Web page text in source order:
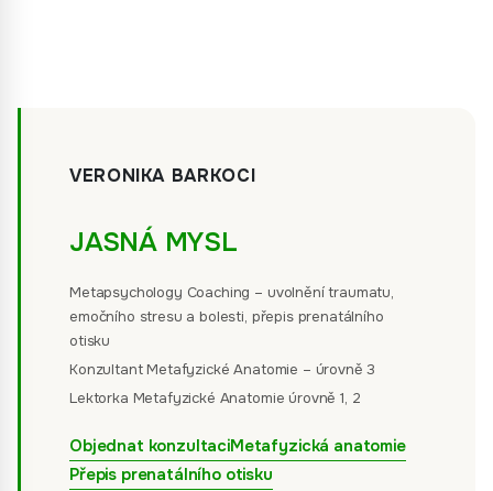
VERONIKA BARKOCI
JASNÁ MYSL
Metapsychology Coaching – uvolnění traumatu,
emočního stresu a bolesti, přepis prenatálního
otisku
Konzultant Metafyzické Anatomie – úrovně 3
Lektorka Metafyzické Anatomie úrovně 1, 2
Objednat konzultaciMetafyzická anatomie
Přepis prenatálního otisku